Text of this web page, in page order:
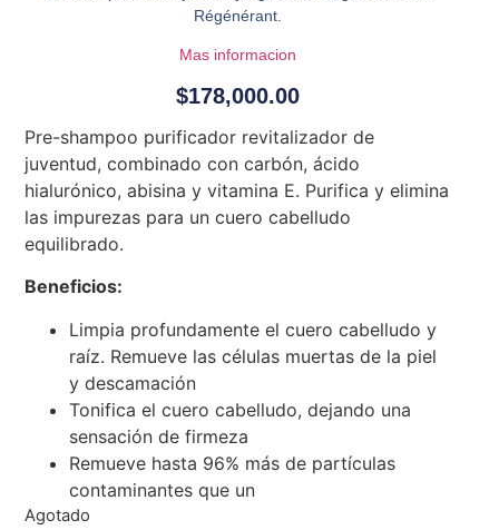
Régénérant.
Mas informacion
$178,000.00
Pre-shampoo purificador revitalizador de
juventud, combinado con carbón, ácido
hialurónico, abisina y vitamina E. Purifica y elimina
las impurezas para un cuero cabelludo
equilibrado.
Beneficios:
Limpia profundamente el cuero cabelludo y
raíz. Remueve las células muertas de la piel
y descamación
Tonifica el cuero cabelludo, dejando una
sensación de firmeza
Remueve hasta 96% más de partículas
contaminantes que un
Agotado